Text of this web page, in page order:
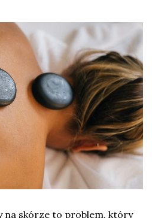
na skórze to problem, który